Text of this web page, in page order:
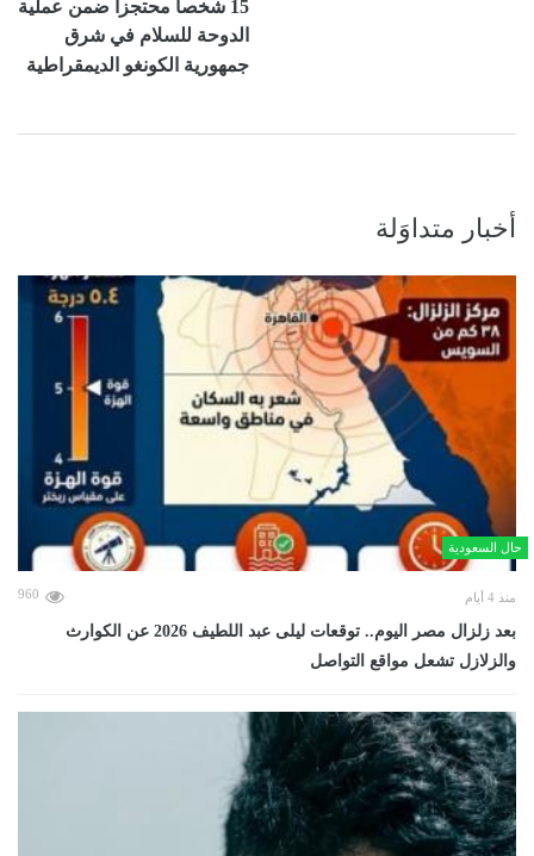
15 شخصاً محتجزاً ضمن عملية
الدوحة للسلام في شرق
جمهورية الكونغو الديمقراطية
أخبار متداوَلة
حال السعودية
منذ 4 أيام 960
بعد زلزال مصر اليوم.. توقعات ليلى عبد اللطيف 2026 عن الكوارث
والزلازل تشعل مواقع التواصل